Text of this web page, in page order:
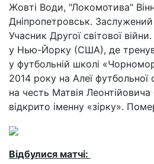
Жовті Води, "Локомотива"
Дніпропетровськ.
Учасник Другої світової
у Нью-Йорку (США), де
у футбольній школі
2014 року на Алеї
на честь Матвія
відкрито іменну «зірку».
Відбулися матчі: